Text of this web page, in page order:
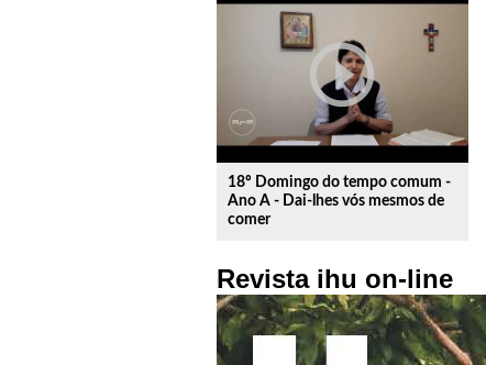
play_circle_outline
18º Domingo do tempo comum -
Ano A - Dai-lhes vós mesmos de
comer
Revista ihu on-line